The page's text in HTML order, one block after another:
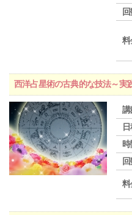
料
西洋占星術の古典的な技法～実
講
時
料